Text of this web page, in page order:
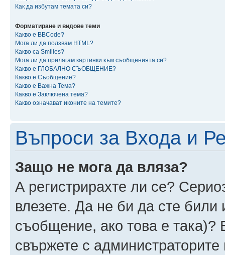
Как да избутам темата си?
Форматиране и видове теми
Какво е BBCode?
Мога ли да ползвам HTML?
Какво са Smilies?
Мога ли да прилагам картинки към съобщенията си?
Какво е ГЛОБАЛНО СЪОБЩЕНИЕ?
Какво е Съобщение?
Какво е Важна Тема?
Какво е Заключена тема?
Какво означават иконите на темите?
Въпроси за Входа и
Защо не мога да вляза?
А регистрирахте ли се?
влезете. Да не би да сте
съобщение, ако това е така)?
свържете с